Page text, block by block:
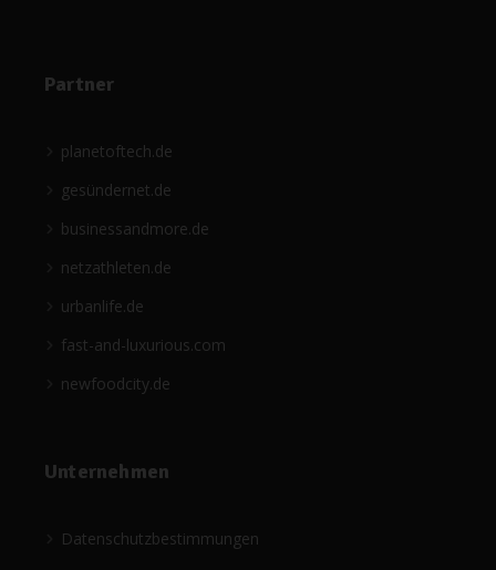
Partner
planetoftech.de
gesündernet.de
businessandmore.de
netzathleten.de
urbanlife.de
fast-and-luxurious.com
newfoodcity.de
Unternehmen
Datenschutzbestimmungen